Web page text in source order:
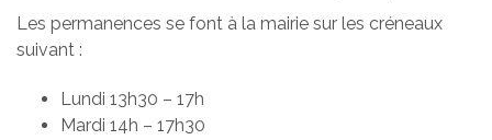
Les permanences se font à la mairie sur les créneaux
suivant :
Lundi 13h30 – 17h
Mardi 14h – 17h30